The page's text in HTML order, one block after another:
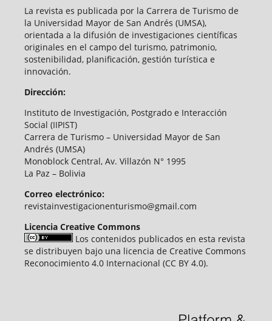
La revista es publicada por la Carrera de Turismo de
la Universidad Mayor de San Andrés (UMSA),
orientada a la difusión de investigaciones científicas
originales en el campo del turismo, patrimonio,
sostenibilidad, planificación, gestión turística e
innovación.
Dirección:
Instituto de Investigación, Postgrado e Interacción
Social (IIPIST)
Carrera de Turismo – Universidad Mayor de San
Andrés (UMSA)
Monoblock Central, Av. Villazón N° 1995
La Paz – Bolivia
Correo electrónico:
revistainvestigacionenturismo@gmail.com
Licencia Creative Commons
Los contenidos publicados en esta revista
se distribuyen bajo una licencia de Creative Commons
Reconocimiento 4.0 Internacional (CC BY 4.0).